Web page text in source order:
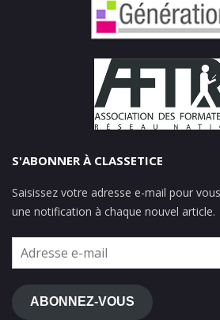
S'ABONNER À CLASSETICE
Saisissez votre adresse e-mail pour
une notification à chaque nouvel article.
Adresse
e-
mail
ABONNEZ-VOUS